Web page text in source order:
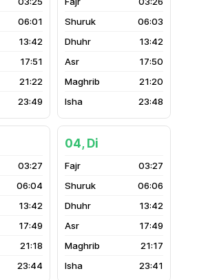
06:01
13:42
17:51
21:22
23:49
06:03
13:42
17:50
21:20
23:48
03:27
06:04
13:42
17:49
21:18
23:44
04, Di
03:27
06:06
13:42
17:49
21:17
23:41